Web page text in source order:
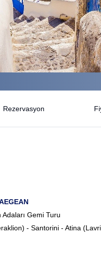
Rezervasyon
Gemi Turu
- Santorini - Atina